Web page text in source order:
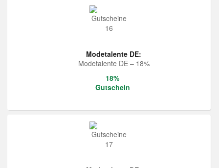
Modetalente DE:
Modetalente DE – 18%
18%
Gutschein